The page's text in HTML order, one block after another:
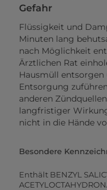
Gefahr
Flüssigkeit und
Minuten lang
nach Möglichkeit
Ärztlichen Rat
Hausmüll
Entsorgung
anderen
langfristiger
nicht in die Hände
Besondere
Enthält BENZYL